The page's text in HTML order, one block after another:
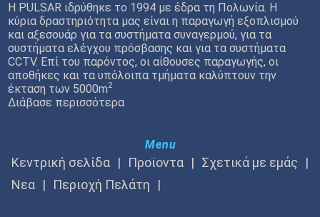
Η PULSAR ιδρύθηκε το 1994 με έδρα τη Πολωνία. Η
κύρια δραστηριότητα μας είναι η παραγωγή εξοπλισμού
και αξεσουάρ για τα συστήματα συναγερμού, για τα
συστήματα ελέγχου πρόσβασης και για τα συστήματα
CCTV. Επί του παρόντος, οι αίθουσες παραγωγής, οι
αποθήκες και τα υπόλοιπα τμήματα καλύπτουν την
έκταση των 5000m2
Διάβασε περισσότερα
Menu
Κεντρική σελίδα Προϊοντα
Σχετικά με εμάς
Νεα
Περιοχή Πελάτη